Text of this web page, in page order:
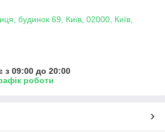
будинок 69, Київ, 02000, Київ,
з 09:00 до 20:00
роботи